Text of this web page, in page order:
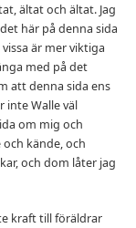
ältat och ältat. Jag
här på denna sida
är mer viktiga
med på det
att denna sida ens
inte Walle väl
om mig och
kände, och
och dom låter jag
kraft till föräldrar